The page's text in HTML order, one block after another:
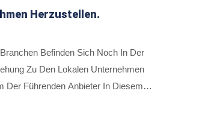
Herzustellen.
Befinden Sich Noch In Der
Zu Den Lokalen Unternehmen
Der Führenden Anbieter In Diesem
Gewidmet, Indem Eine